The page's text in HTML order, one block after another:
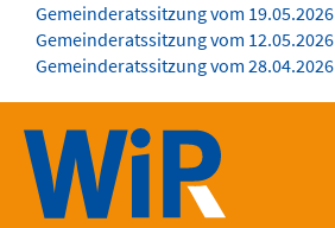
Gemeinderatssitzung vom 19.05.2026
Gemeinderatssitzung vom 12.05.2026
Gemeinderatssitzung vom 28.04.2026